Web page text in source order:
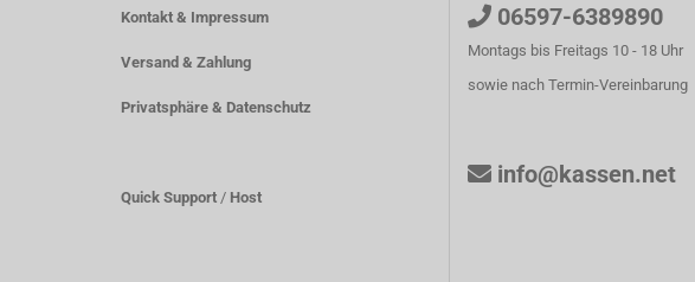
Kontakt & Impressum
Versand & Zahlung
Privatsphäre & Datenschutz
Quick Support / Host
06597-6389890
Montags bis Freitags 10 - 18 Uhr
sowie nach Termin-Vereinbarung
info@kassen.net